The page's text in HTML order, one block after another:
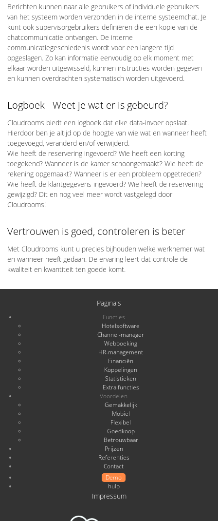
Berichten kunnen naar alle gebruikers of individuele gebruikers
van het systeem worden verzonden in de interne systeemchat. Je
kunt ook supervisorgebruikers definiëren die een kopie van de
chatcommunicatie ontvangen. De interne
communicatiegeschiedenis wordt voor een langere tijd
opgeslagen. Zo kan informatie eenvoudig op elk moment met
elkaar worden uitgewisseld, kunnen instructies worden gegeven
en kunnen overdrachten systematisch worden uitgevoerd.
Logboek - Weet je wat er is gebeurd?
Cloudrooms biedt een logboek dat elke data-invoer opslaat.
Hierdoor ben je altijd op de hoogte van wie wat en wanneer heeft
toegevoegd, veranderd en/of verwijderd.
Wie heeft de reservering ingevoerd? Wie heeft een korting
toegekend? Wanneer is de kamer schoongemaakt? Wie heeft de
rekening opgemaakt? Wanneer is er een probleem opgetreden?
Wie heeft de klantgegevens ingevoerd? Wie heeft de reservering
gewijzigd? Dit en nog veel meer wordt vastgelegd door
Cloudrooms!
Vertrouwen is goed, controleren is beter
Met Cloudrooms kunt u precies bijhouden welke werknemer wat
en wanneer heeft gedaan. De ervaring leert dat controle de
kwaliteit en kwantiteit ten goede komt.
Pagina's
Functies
Hotelsoftware
Channel-manager
Webboeking
HR-management
Financiën
Koppelingen
Statistieken
Extra functies
Voordelen
Gemakkelijk
Mobiel
Flexibel
Goedkoop
Betrouwbaar
Prijzen
Referenties
Contact
Demo
hulp
Impressum